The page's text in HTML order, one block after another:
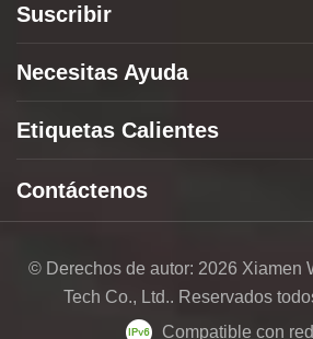
Suscribir
Necesitas Ayuda
Etiquetas Calientes
Contáctenos
© Derechos de autor: 2026 Xiamen
Tech Co., Ltd.. Reservados
Compatible con